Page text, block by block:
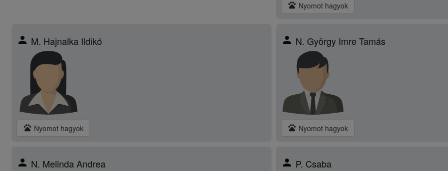
pets Nyomot hagyok
person M. Hajnalka Ildikó
pets Nyomot hagyok
person N. György Imre Tamás
pets Nyomot hagyok
person N. Melinda Andrea person P. Csaba